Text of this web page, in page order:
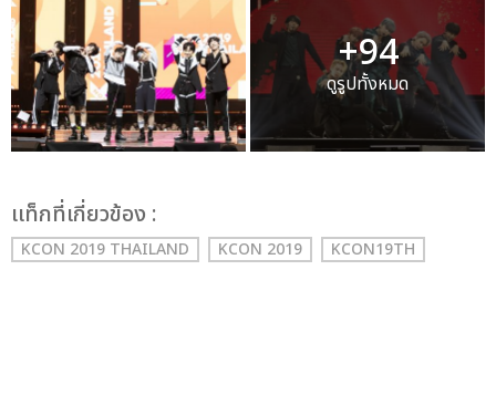
+94
ดูรูปทั้งหมด
เเท็กที่เกี่ยวข้อง :
KCON 2019 THAILAND KCON 2019 KCON19TH